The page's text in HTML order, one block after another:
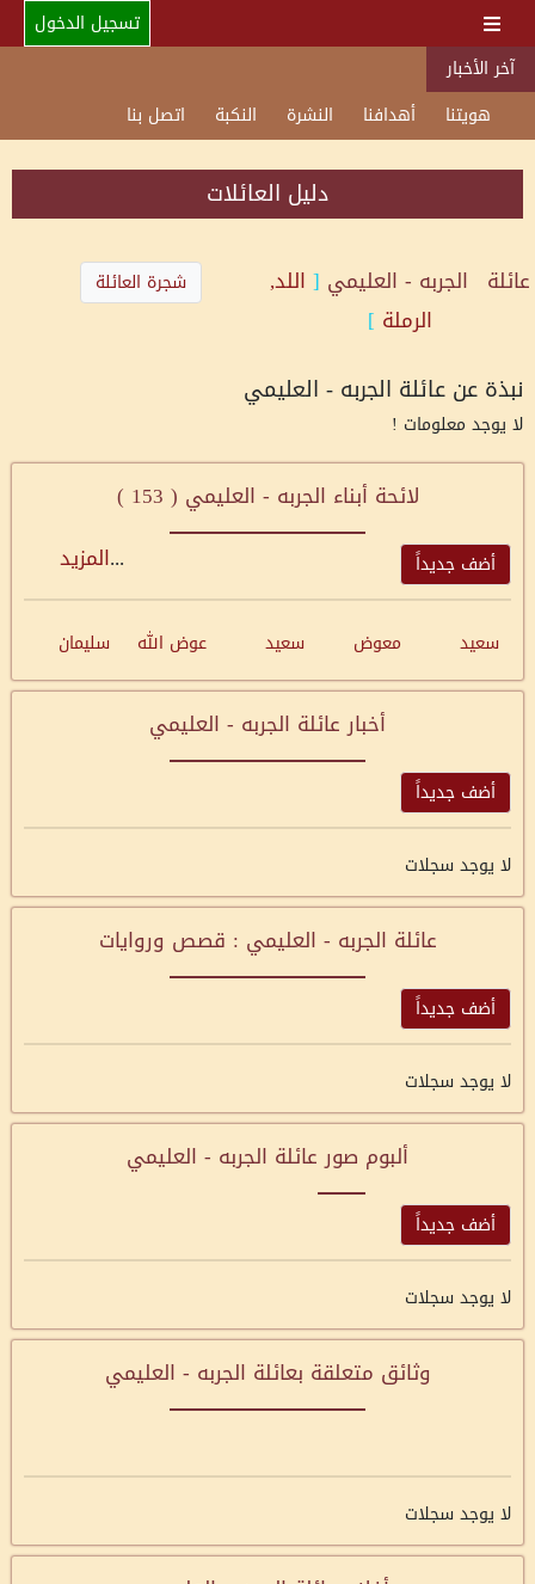
تسجيل الدخول
آخر الأخبار
هويتنا
أهدافنا النشرة النكبة اتصل بنا
دليل العائلات
عائلة الجربه - العليمي [ اللد,
الرملة ]
شجرة العائلة
نبذة عن عائلة الجربه - العليمي
لا يوجد معلومات !
لائحة أبناء الجربه - العليمي ( 153
)
أضف جديداً ...المزيد
سعيد معوض سعيد عوض الله سليمان
أخبار عائلة الجربه - العليمي
أضف جديداً
لا يوجد سجلات
عائلة الجربه - العليمي : قصص وروايات
أضف جديداً
لا يوجد سجلات
ألبوم صور عائلة الجربه - العليمي
أضف جديداً
لا يوجد سجلات
وثائق متعلقة بعائلة الجربه - العليمي
لا يوجد سجلات